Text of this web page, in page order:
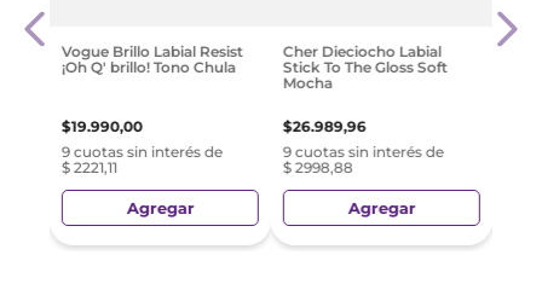
Vogue Brillo Labial Resist
¡Oh Q' brillo! Tono Chula
$19.990,00
9 cuotas sin interés de
$ 2221,11
Agregar
Cher Dieciocho Labial
Stick To The Gloss Soft
Mocha
$26.989,96
9 cuotas sin interés de
$ 2998,88
Agregar
$